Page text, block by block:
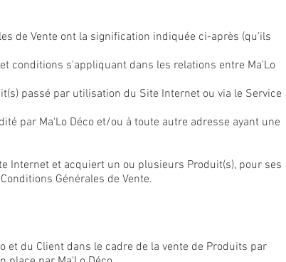
de Vente ont la signification indiquée ci-après (qu'ils
conditions s'appliquant dans les relations entre Ma'Lo
passé par utilisation du Site Internet ou via le Service
par Ma'Lo Déco et/ou à toute autre adresse ayant une
Internet et acquiert un ou plusieurs Produit(s), pour ses
Générales de Vente.
et du Client dans le cadre de la vente de Produits par